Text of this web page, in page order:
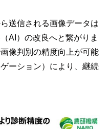
送信される画像データは
AI）の改良へと繋がりま
像判別の精度向上が可能
ーション）により、継続